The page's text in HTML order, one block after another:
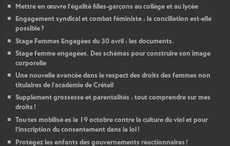
Mettre en œuvre l’égalité filles-garçons au collège et au lycée
Engagement syndical et combat féministe : la conciliation est-elle
possible?
Stage Femmes Engagées du 30 avril : les documents.
Stage femme engagées. Des schémas pour construire son image
corporelle
Une nouvelle avancée dans le respect des droits des femmes non
titulaires de l’académie de Créteil
Supplément grossesse et parentalités : tout comprendre sur mes
droits !
Tou·tes mobilisé·es le 19 octobre contre la culture du viol et pour
l’inscription du consentement dans la loi!
Protégez les enfants des gouvernements réactionnaires !